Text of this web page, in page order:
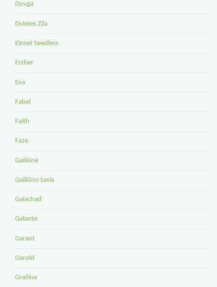
Dovga
Dvietes Zila
Einset Seedless
Esther
Eva
Fabel
Faith
Faze
Gailiūnė
Gailiūno šasla
Galachad
Galante
Garant
Garold
Gražina